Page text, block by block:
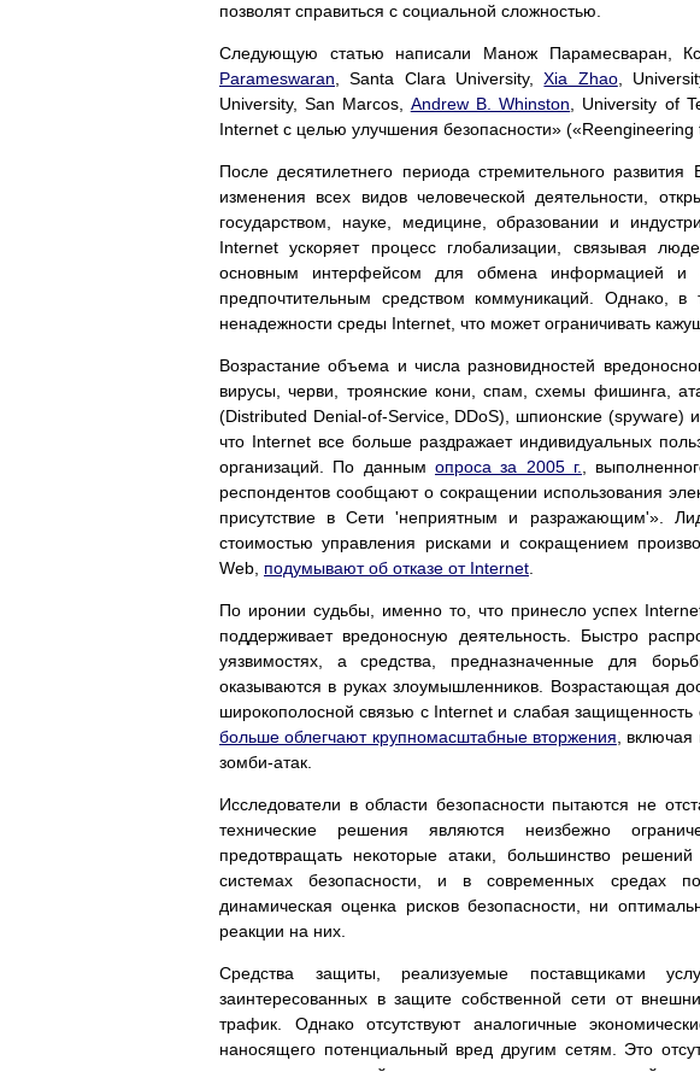
позволят справиться с социальной сложностью.
Следующую статью написали Манож Парамесваран,
Parameswaran , Santa Clara University,Xia Zhao,
University, San Marcos, Andrew B. Whinston , University of
Internet с целью улучшения безопасности»
После десятилетнего периода стремительного
изменения всех видов человеческой деятельности,
государством, науке, медицине, образовании и
Internet ускоряет процесс глобализации, связывая
основным интерфейсом для обмена информацией и
предпочтительным средством коммуникаций.
ненадежности среды Internet, что может ограничивать
Возрастание объема и числа разновидностей
вирусы, черви, троянские кони, спам, схемы фишинга,
(Distributed Denial-of-Service, DDoS), шпионские (spyware)
что Internet все больше раздражает индивидуальных
организаций. По данным опроса за 2005 г.
,
респондентов сообщают о сокращении использования
присутствие в Сети 'неприятным и разражающим'».
стоимостью управления рисками и сокращением
Web, подумывают об отказе от Internet
По иронии судьбы, именно то, что принесло успех
поддерживает вредоносную деятельность. Быстро
уязвимостях, а средства, предназначенные для
оказываются в руках злоумышленников. Возрастающая
широкополосной связью с Internet и слабая
больше облегчают крупномасштабные вторжения ,
зомби-атак.
Исследователи в области безопасности пытаются не
технические решения являются неизбежно
предотвращать некоторые атаки, большинство
системах безопасности, и в современных средах
динамическая оценка рисков безопасности, ни
реакции на них.
Средства защиты, реализуемые поставщиками
заинтересованных в защите собственной сети от
трафик. Однако отсутствуют аналогичные
наносящего потенциальный вред другим сетям. Это